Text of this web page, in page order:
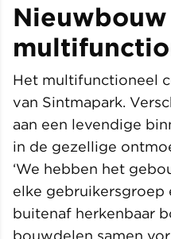
Nieuwbouw
Het multifunctioneel
van Sintmapark.
aan een levendige
in de gezellige
‘We hebben het
elke gebruikersgroep
buitenaf herkenbaar
bouwdelen samen